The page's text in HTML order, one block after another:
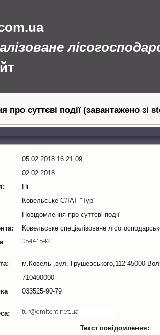
про суттєві події (завантажено зі
05.02.2018 16:21:09
02.02.2018
Ні
Ковельське СЛАТ "Тур"
Повідомлення про суттєві події
Ковельське спеціалізоване
м.Ковель ,вул. Грушевського,112 45000
710400000
033525-90-79
Текст повідомлення: